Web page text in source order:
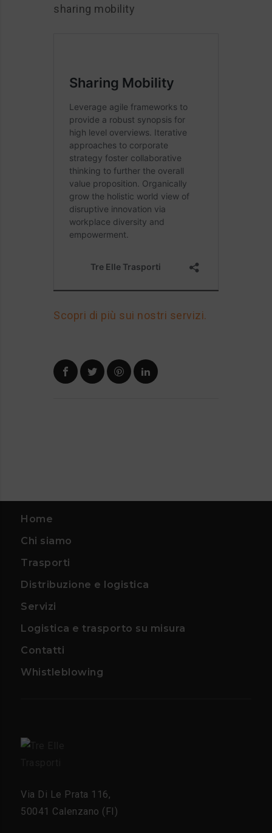
sharing mobility
Scopri di più sui nostri servizi.
Home
Chi siamo
Trasporti
Distribuzione e logistica
Servizi
Logistica e trasporto su misura
Contatti
Whistleblowing
Via Di Le Prata 116,
50041 Calenzano (FI)